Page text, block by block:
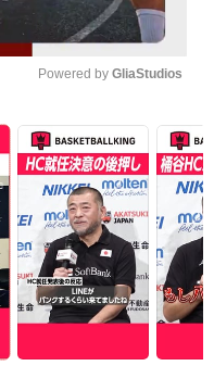
Powered by GliaStudios